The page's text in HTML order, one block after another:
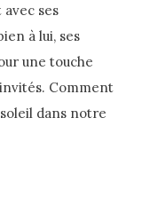
ses
à lui, ses
une touche
Comment
dans notre